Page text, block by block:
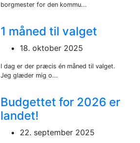
borgmester for den kommu...
1 måned til valget
18. oktober 2025
I dag er der præcis én måned til valget.
Jeg glæder mig o...
Budgettet for 2026 er
landet!
22. september 2025